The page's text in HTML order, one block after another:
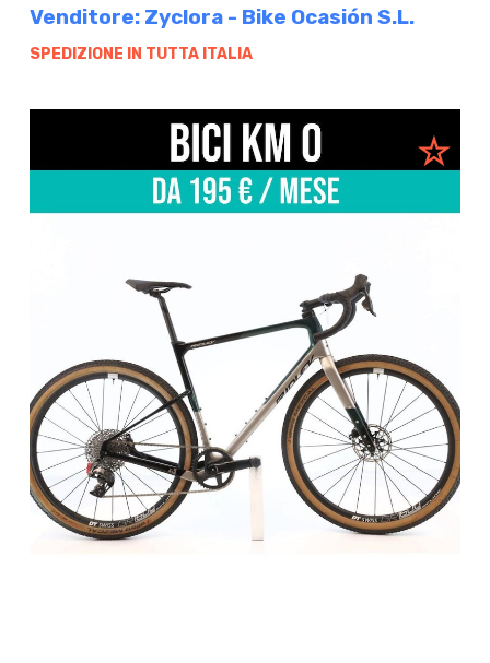
Venditore: Zyclora - Bike Ocasión S.L.
SPEDIZIONE IN TUTTA ITALIA